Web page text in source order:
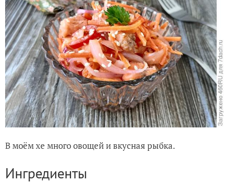
В моём хе много овощей и вкусная рыбка.
Ингредиенты